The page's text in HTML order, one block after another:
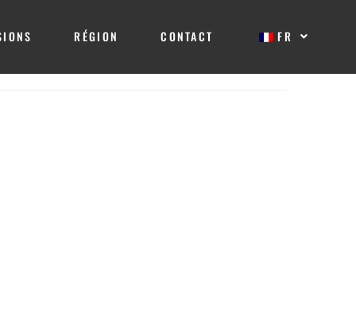
RÉGION CONTACT FR